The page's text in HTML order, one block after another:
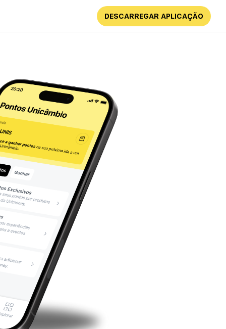
DESCARREGAR APLICAÇÃO